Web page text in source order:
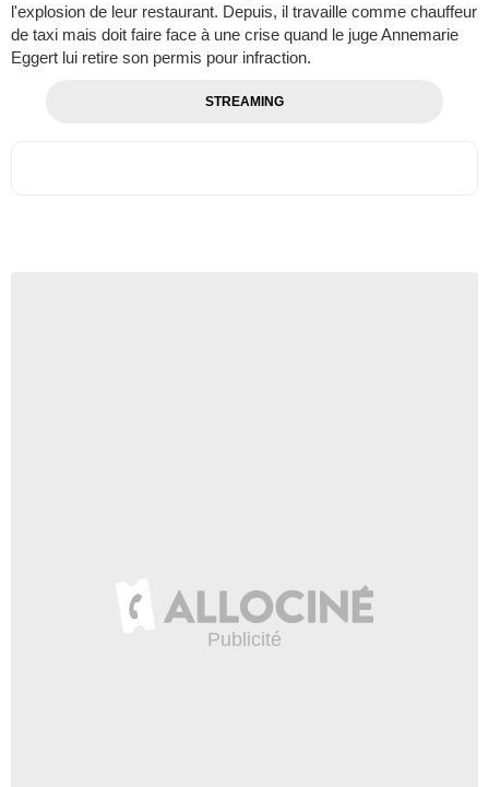
l'explosion de leur restaurant. Depuis, il travaille comme chauffeur
de taxi mais doit faire face à une crise quand le juge Annemarie
Eggert lui retire son permis pour infraction.
STREAMING